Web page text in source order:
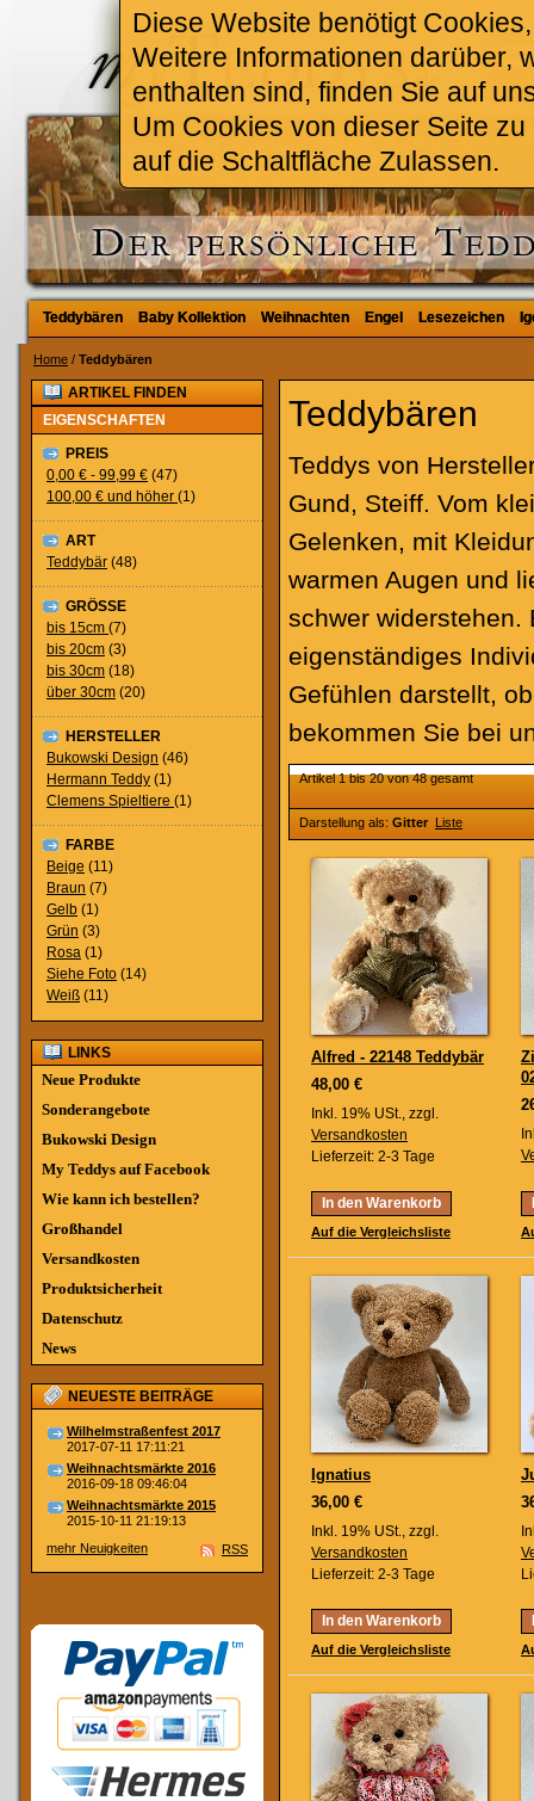
Teddybären Baby Kollektion Weihnachten Engel Lesezeichen
Teddybären Baby Kollektion Weihnachten Engel Lesezeichen
Home / Teddybären
Teddybären
Teddys von
Gund, Steiff. Vom
Gelenken, mit
warmen Augen und
schwer widerstehen.
eigenständiges
Gefühlen darstellt,
bekommen Sie bei
Artikel 1 bis 20 von 48 gesamt
Darstellung als: Gitter Liste
Alfred - 22148 Teddybär
48,00 €
Inkl. 19% USt., zzgl.
Versandkosten
Lieferzeit: 2-3 Tage
In den Warenkorb
Auf die Vergleichsliste
Ignatius
36,00 €
Inkl. 19% USt., zzgl.
Versandkosten
Lieferzeit: 2-3 Tage
In den Warenkorb
Auf die Vergleichsliste
ARTIKEL FINDEN
EIGENSCHAFTEN
PREIS
0,00 € - 99,99 € (47)
100,00 € und höher (1)
ART
Teddybär (48)
GRÖSSE
bis 15cm (7)
bis 20cm (3)
bis 30cm (18)
über 30cm (20)
HERSTELLER
Bukowski Design (46)
Hermann Teddy (1)
Clemens Spieltiere (1)
FARBE
Beige (11)
Braun (7)
Gelb (1)
Grün (3)
Rosa (1)
Siehe Foto (14)
Weiß (11)
LINKS
Neue Produkte
Sonderangebote
Bukowski Design
My Teddys auf Facebook
Wie kann ich bestellen?
Großhandel
Versandkosten
Produktsicherheit
Datenschutz
News
NEUESTE BEITRÄGE
Wilhelmstraßenfest 2017
2017-07-11 17:11:21
Weihnachtsmärkte 2016
2016-09-18 09:46:04
Weihnachtsmärkte 2015
2015-10-11 21:19:13
mehr Neuigkeiten
RSS
Diese Website benötigt
Weitere Informationen darüber,
enthalten sind, finden Sie auf
Um Cookies von dieser Seite
auf die Schaltfläche Zulassen.